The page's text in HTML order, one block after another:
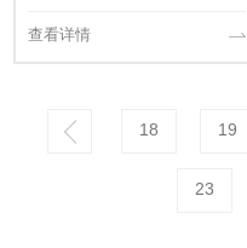
一，与其余20家香港高科技企业在
查看详情
18 19
23